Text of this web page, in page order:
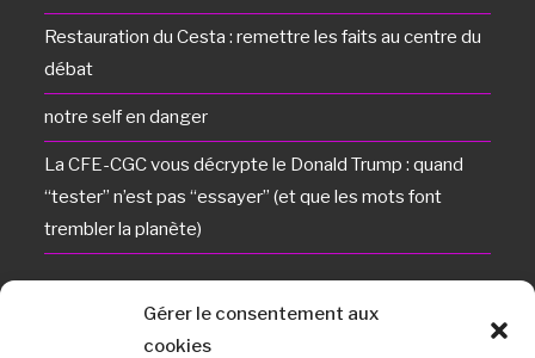
Gérer le consentement aux
cookies
Restauration du Cesta : remettre les faits au centre du
débat
notre self en danger
La CFE-CGC vous décrypte le Donald Trump : quand
“tester” n’est pas “essayer” (et que les mots font
trembler la planète)
Adresse :